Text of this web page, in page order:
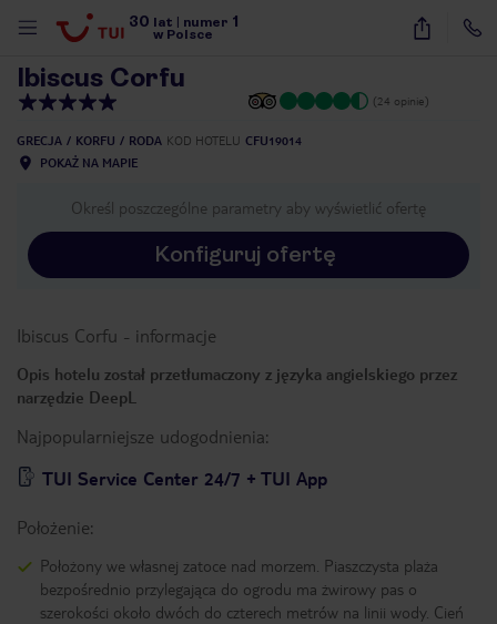
30 lat numer 1
w Polsce
17
Ibiscus Corfu
(24 opinie)
GRECJA KORFU RODA KOD HOTELU CFU19014
POKAŻ NA MAPIE
Określ poszczególne parametry aby wyświetlić ofertę
Konfiguruj ofertę
Ibiscus Corfu - informacje
Opis hotelu został przetłumaczony z języka angielskiego przez
narzędzie DeepL
Najpopularniejsze udogodnienia:
TUI Service Center 24/7 + TUI App
Położenie:
Położony we własnej zatoce nad morzem. Piaszczysta plaża
bezpośrednio przylegająca do ogrodu ma żwirowy pas o
szerokości około dwóch do czterech metrów na linii wody. Cień